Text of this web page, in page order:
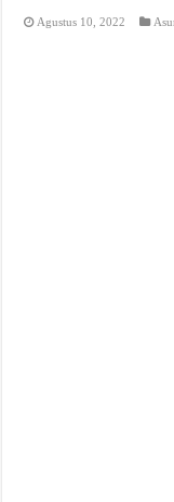
Agustus 10, 2022